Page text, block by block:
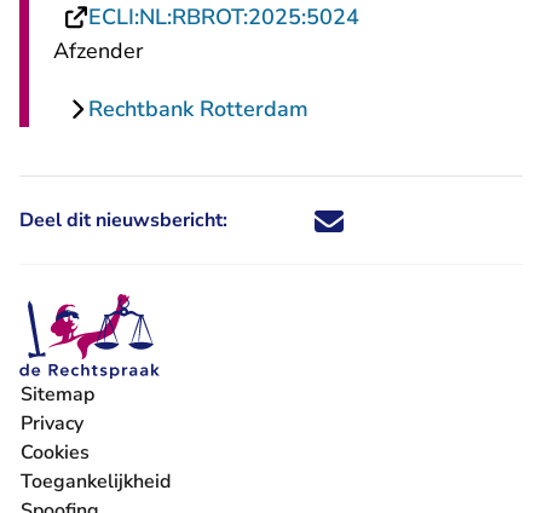
ECLI:NL:RBROT:2025:5024- U verlaat
Afzender
Rechtbank Rotterdam
Deel dit nieuwsbericht: Deel dit nieuwsbericht via X -
Deel dit nieuwsbericht via
Deel dit nieuwsbericht
Deel dit
Sitemap
Privacy
Cookies
Toegankelijkheid